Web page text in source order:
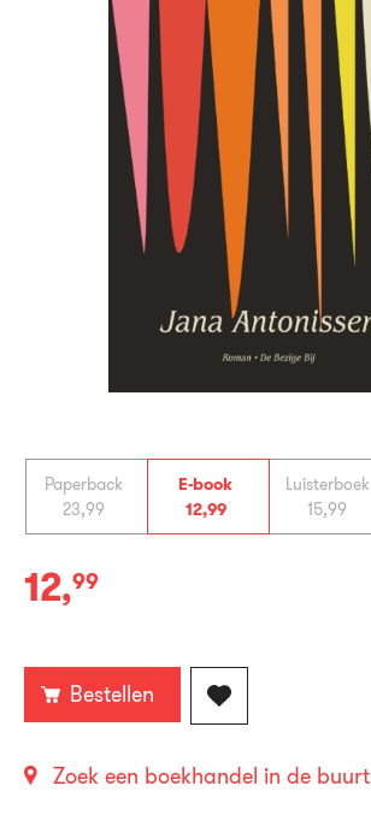
Paperback
23,99
E-book
12,99
Luisterboek
15,99
E-
12,99
Bestellen
Zoek een boekhandel in de buurt